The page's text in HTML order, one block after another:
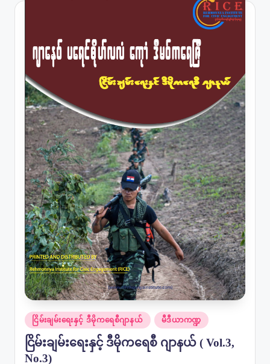
Posted
ငြိမ်းချမ်းရေးနှင့် ဒီမိုကရေစီဂျာနယ် မီဒီယာကဏ္ဍ
ငြိမ်းချမ်းရေးနှင့် ဒီမိုကရေစီ ဂျာနယ် ( Vol.3,
No.3)